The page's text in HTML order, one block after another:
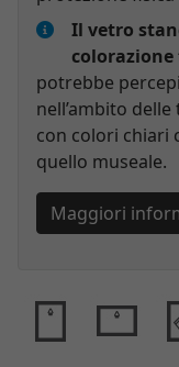
Il vetro
potrebbe
nell’ambito
con colori chiari
quello museale.
Maggiori